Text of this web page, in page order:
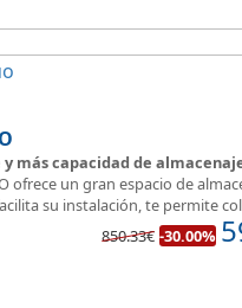
más capacidad de
ofrece un gran espacio de
su instalación, te permite
todo lo que quieres guardar.
calidad en el descanso.
850.33€ -30.00%